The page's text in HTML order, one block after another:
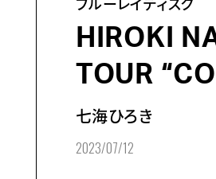
ブルーレイディスク
HIROKI
TOUR
七海ひろき
2023/07/12